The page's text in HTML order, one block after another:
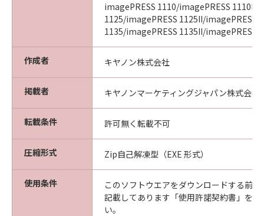
imagePRESS 1110/imagePRESS 1110II/
1125/imagePRESS 1125II/imagePRESS
1135/imagePRESS 1135II/imagePRESS
作成者 キヤノン株式会社
掲載者 キヤノンマーケティングジャパン株式会社
転載条件 許可無く転載不可
圧縮形式 Zip自己解凍型（EXE 形式）
使用条件
このソフトウエアをダウンロードする前
記載してあります「使用許諾契約書」を
い。